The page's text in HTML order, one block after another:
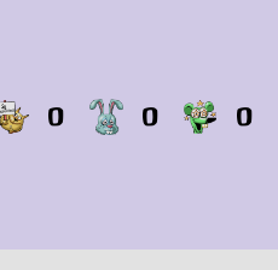
0 0 0